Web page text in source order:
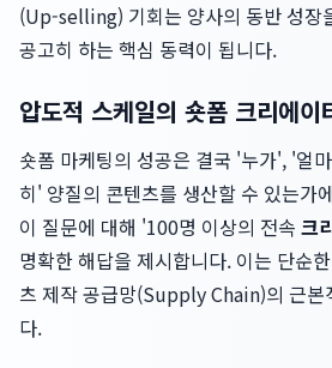
(Up-selling) 기회는 양사의 동반 성장
공고히 하는 핵심 동력이 됩니다.
압도적 스케일의 숏폼 크리에이
숏폼 마케팅의 성공은 결국 '누가', '얼
히' 양질의 콘텐츠를 생산할 수 있는가
이 질문에 대해 '100명 이상의 전속 크
명확한 해답을 제시합니다. 이는 단순
츠 제작 공급망(Supply Chain)의 근본
다.